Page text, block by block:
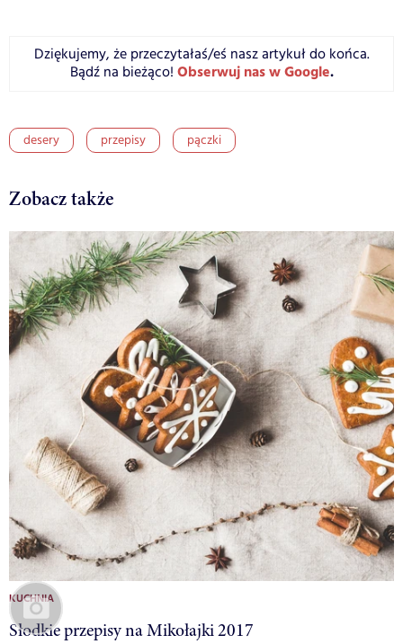
Dziękujemy, że przeczytałaś/eś nasz artykuł do końca.
Bądź na bieżąco! Obserwuj nas w Google.
desery przepisy pączki
Zobacz także
KUCHNIA
Słodkie przepisy na Mikołajki 2017